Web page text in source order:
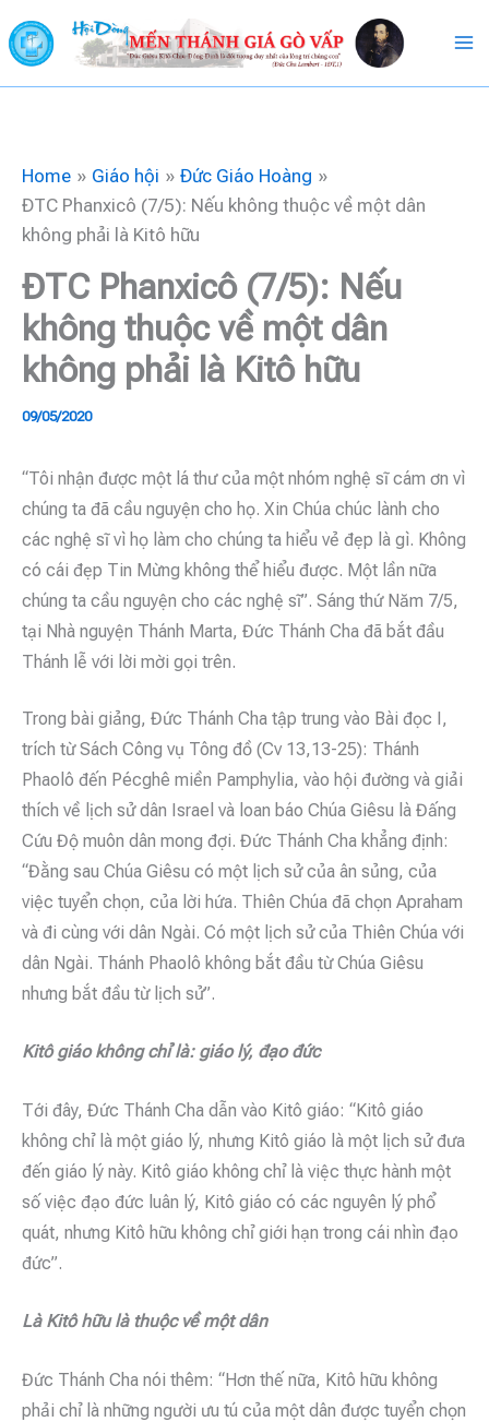
to
content
Home Giáo hội
Đức Giáo Hoàng
ĐTC Phanxicô (7/5): Nếu không thuộc về một dân
không phải là Kitô hữu
ĐTC Phanxicô (7/5): Nếu
không thuộc về một dân
không phải là Kitô hữu
09/05/2020
“Tôi nhận được một lá thư của một nhóm nghệ sĩ cám ơn vì
chúng ta đã cầu nguyện cho họ. Xin Chúa chúc lành cho
các nghệ sĩ vì họ làm cho chúng ta hiểu vẻ đẹp là gì. Không
có cái đẹp Tin Mừng không thể hiểu được. Một lần nữa
chúng ta cầu nguyện cho các nghệ sĩ”. Sáng thứ Năm 7/5,
tại Nhà nguyện Thánh Marta, Đức Thánh Cha đã bắt đầu
Thánh lễ với lời mời gọi trên.
Trong bài giảng, Đức Thánh Cha tập trung vào Bài đọc I,
trích từ Sách Công vụ Tông đồ (Cv 13,13-25): Thánh
Phaolô đến Pécghê miền Pamphylia, vào hội đường và giải
thích về lịch sử dân Israel và loan báo Chúa Giêsu là Đấng
Cứu Độ muôn dân mong đợi. Đức Thánh Cha khẳng định:
“Đằng sau Chúa Giêsu có một lịch sử của ân sủng, của
việc tuyển chọn, của lời hứa. Thiên Chúa đã chọn Apraham
và đi cùng với dân Ngài. Có một lịch sử của Thiên Chúa với
dân Ngài. Thánh Phaolô không bắt đầu từ Chúa Giêsu
nhưng bắt đầu từ lịch sử”.
Kitô giáo không chỉ là: giáo lý, đạo đức
Tới đây, Đức Thánh Cha dẫn vào Kitô giáo: “Kitô giáo
không chỉ là một giáo lý, nhưng Kitô giáo là một lịch sử đưa
đến giáo lý này. Kitô giáo không chỉ là việc thực hành một
số việc đạo đức luân lý, Kitô giáo có các nguyên lý phổ
quát, nhưng Kitô hữu không chỉ giới hạn trong cái nhìn đạo
đức”.
Là Kitô hữu là thuộc về một dân
Đức Thánh Cha nói thêm: “Hơn thế nữa, Kitô hữu không
phải chỉ là những người ưu tú của một dân được tuyển chọn